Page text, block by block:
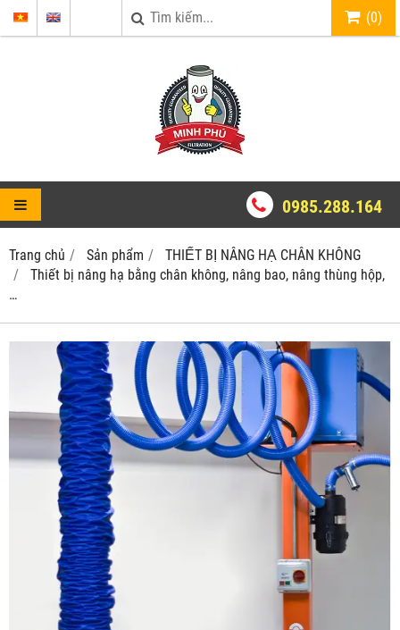
(0)
0985.288.164
Trang chủ Sản phẩm
THIẾT BỊ NÂNG HẠ CHÂN KHÔNG
Thiết bị nâng hạ bằng chân không, nâng bao, nâng thùng hộp,
…